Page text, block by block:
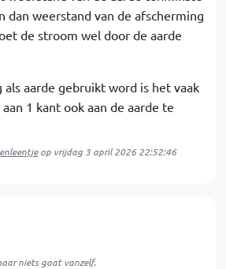
dan weerstand van de afscherming
de stroom wel door de aarde
als aarde gebruikt word is het vaak
1 kant ook aan de aarde te
op vrijdag 3 april 2026 22:52:46
niets gaat vanzelf.